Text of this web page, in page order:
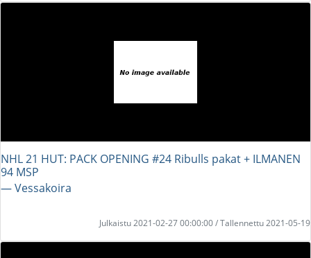
NHL 21 HUT: PACK OPENING #24 Ribulls pakat + ILMANEN
94 MSP
― Vessakoira
Julkaistu 2021-02-27 00:00:00 / Tallennettu 2021-05-19